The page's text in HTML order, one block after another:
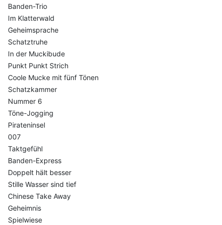
Banden-Trio
Im Klatterwald
Geheimsprache
Schatztruhe
In der Muckibude
Punkt Punkt Strich
Coole Mucke mit fünf Tönen
Schatzkammer
Nummer 6
Töne-Jogging
Pirateninsel
007
Taktgefühl
Banden-Express
Doppelt hält besser
Stille Wasser sind tief
Chinese Take Away
Geheimnis
Spielwiese